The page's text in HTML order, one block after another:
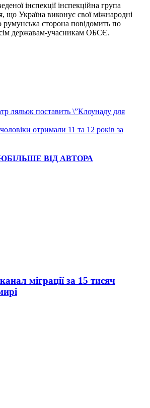
інспекції інспекційна група
що Україна виконує свої міжнародні
румунська сторона повідомить по
державам-учасникам ОБСЄ.
ляльок поставить \”Клоунаду для
отримали 11 та 12 років за
БІЛЬШЕ ВІД АВТОРА
міграції за 15 тисяч